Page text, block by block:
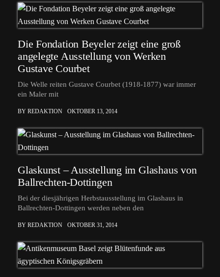
Die Fondation Beyeler zeigt eine groß
angelegte Ausstellung von Werken
Gustave Courbet
Die Welle reiten Gustave Courbet (1918-1877) war immer
ein Maler mit
BY REDAKTION OKTOBER 13, 2014
Glaskunst – Ausstellung im Glashaus von
Ballrechten-Dottingen
Bei der diesjährigen Herbstausstellung im Glashaus in
Ballrechten-Dottingen werden neben den
BY REDAKTION OKTOBER 31, 2014